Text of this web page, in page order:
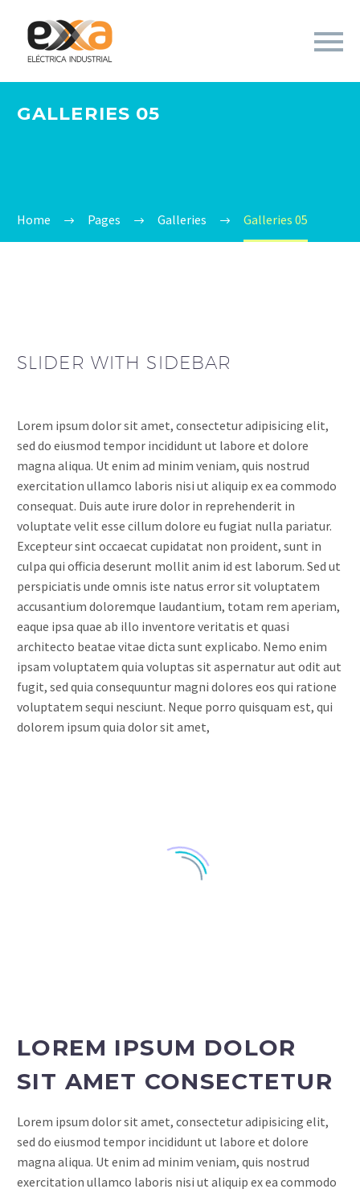
GALLERIES 05
Home Pages Galleries Galleries 05
SLIDER WITH SIDEBAR
Lorem ipsum dolor sit amet, consectetur adipisicing elit,
sed do eiusmod tempor incididunt ut labore et dolore
magna aliqua. Ut enim ad minim veniam, quis nostrud
exercitation ullamco laboris nisi ut aliquip ex ea commodo
consequat. Duis aute irure dolor in reprehenderit in
voluptate velit esse cillum dolore eu fugiat nulla pariatur.
Excepteur sint occaecat cupidatat non proident, sunt in
culpa qui officia deserunt mollit anim id est laborum. Sed ut
perspiciatis unde omnis iste natus error sit voluptatem
accusantium doloremque laudantium, totam rem aperiam,
eaque ipsa quae ab illo inventore veritatis et quasi
architecto beatae vitae dicta sunt explicabo. Nemo enim
ipsam voluptatem quia voluptas sit aspernatur aut odit aut
fugit, sed quia consequuntur magni dolores eos qui ratione
voluptatem sequi nesciunt. Neque porro quisquam est, qui
dolorem ipsum quia dolor sit amet,
LOREM IPSUM DOLOR
SIT AMET CONSECTETUR
Lorem ipsum dolor sit amet, consectetur adipisicing elit,
sed do eiusmod tempor incididunt ut labore et dolore
magna aliqua. Ut enim ad minim veniam, quis nostrud
exercitation ullamco laboris nisi ut aliquip ex ea commodo